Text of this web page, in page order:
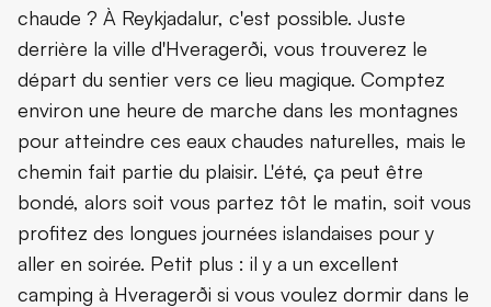
chaude ? À Reykjadalur, c'est possible. Juste
derrière la ville d'Hveragerði, vous trouverez le
départ du sentier vers ce lieu magique. Comptez
environ une heure de marche dans les montagnes
pour atteindre ces eaux chaudes naturelles, mais le
chemin fait partie du plaisir. L'été, ça peut être
bondé, alors soit vous partez tôt le matin, soit vous
profitez des longues journées islandaises pour y
aller en soirée. Petit plus : il y a un excellent
camping à Hveragerði si vous voulez dormir dans le